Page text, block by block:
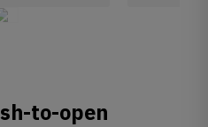
to-open